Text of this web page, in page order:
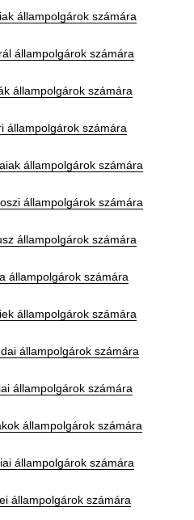
állampolgárok számára
állampolgárok számára
állampolgárok számára
állampolgárok számára
állampolgárok számára
állampolgárok számára
állampolgárok számára
állampolgárok számára
állampolgárok számára
állampolgárok számára
állampolgárok számára
állampolgárok számára
állampolgárok számára
állampolgárok számára